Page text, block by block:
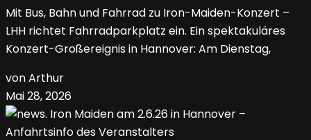
Mit Bus, Bahn und Fahrrad zu Iron-Maiden-Konzert –
LHH richtet Fahrradparkplatz ein. Ein spektakuläres
Konzert-Großereignis in Hannover: Am Dienstag,
von Arthur
Mai 28, 2026